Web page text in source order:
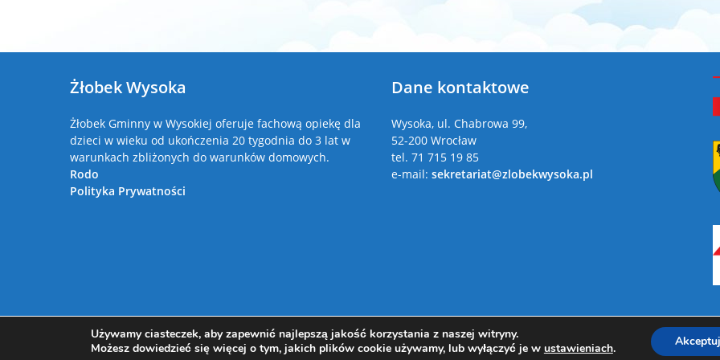
Żłobek Wysoka
Żłobek Gminny w Wysokiej oferuje fachową opiekę dla
dzieci w wieku od ukończenia 20 tygodnia do 3 lat w
warunkach zbliżonych do warunków domowych.
Rodo
Polityka Prywatności
Dane kontaktowe
Wysoka, ul. Chabrowa 99,
52-200 Wrocław
tel. 71 715 19 85
e-mail: sekretariat@zlobekwysoka.pl
Copyright 2026 - Żłobek Gminny w Wysokiej
Używamy ciasteczek, aby zapewnić najlepszą jakość korzystania z naszej witryny.
Możesz dowiedzieć się więcej o tym, jakich plików cookie używamy, lub wyłączyć je w ustawieniach. Akceptuj